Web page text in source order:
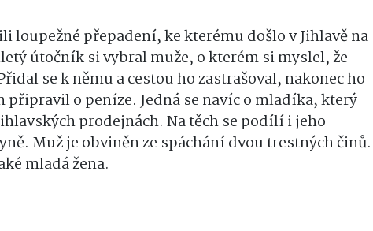
loupežné přepadení, ke kterému došlo v Jihlavě na
útočník si vybral muže, o kterém si myslel, že
se k němu a cestou ho zastrašoval, nakonec ho
o peníze. Jedná se navíc o mladíka, který
prodejnách. Na těch se podílí i jeho
Muž je obviněn ze spáchání dvou trestných činů.
mladá žena.